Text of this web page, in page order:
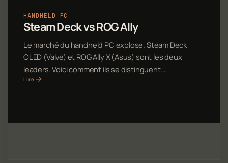
HANDHELD PC
Steam Deck vs ROG Ally
Le marché du handheld PC explose. Steam Deck
OLED (Valve) et ROG Ally X (Asus) sont les deux
leaders. Voici comment ils se distinguent.…
Lire